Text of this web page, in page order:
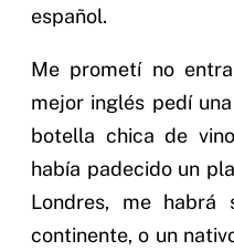
español.
Me prometí no
mejor inglés pedí
botella chica de
había padecido un
Londres, me habrá
continente, o un